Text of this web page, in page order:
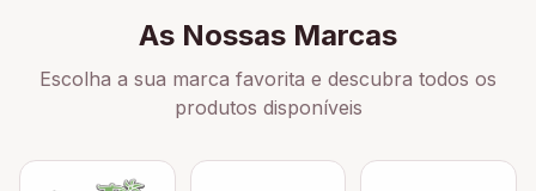
As Nossas Marcas
Escolha a sua marca favorita e descubra todos os
produtos disponíveis